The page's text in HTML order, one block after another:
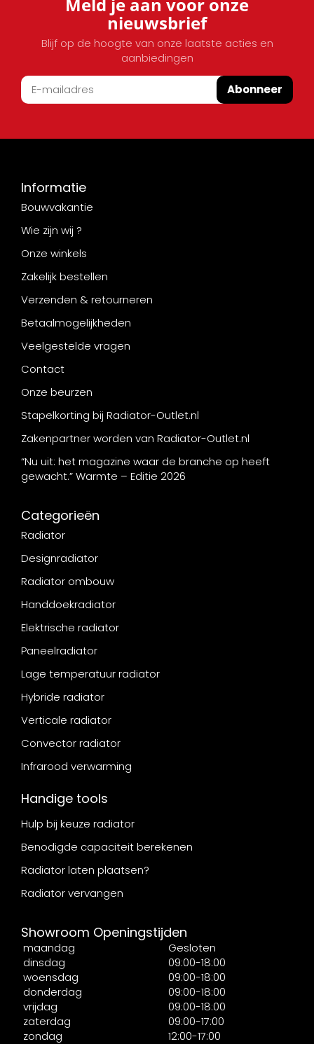
nieuwsbrief
Blijf op de hoogte van onze laatste acties en
aanbiedingen
Abonneer
Informatie
Bouwvakantie
Wie zijn wij ?
Onze winkels
Zakelijk bestellen
Verzenden & retourneren
Betaalmogelijkheden
Veelgestelde vragen
Contact
Onze beurzen
Stapelkorting bij Radiator-Outlet.nl
Zakenpartner worden van Radiator-Outlet.nl
“Nu uit: het magazine waar de branche op heeft
gewacht.” Warmte – Editie 2026
Categorieën
Radiator
Designradiator
Radiator ombouw
Handdoekradiator
Elektrische radiator
Paneelradiator
Lage temperatuur radiator
Hybride radiator
Verticale radiator
Convector radiator
Infrarood verwarming
Handige tools
Hulp bij keuze radiator
Benodigde capaciteit berekenen
Radiator laten plaatsen?
Radiator vervangen
Showroom Openingstijden
maandag
Gesloten
dinsdag
09:00-18:00
woensdag
09:00-18:00
donderdag
09:00-18:00
vrijdag
09:00-18:00
zaterdag
09:00-17:00
zondag
12:00-17:00